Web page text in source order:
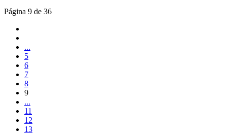
Página 9 de 36
...
5
6
7
8
9
...
11
12
13